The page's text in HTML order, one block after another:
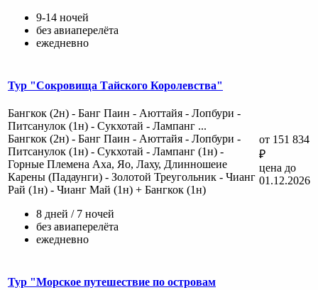
9-14 ночей
без авиаперелёта
ежедневно
Тур "Сокровища Тайского Королевства"
Бангкок (2н) - Банг Паин - Аюттайя - Лопбури -
Питсанулок (1н) - Сукхотай - Лампанг ...
Бангкок (2н) - Банг Паин - Аюттайя - Лопбури -
Питсанулок (1н) - Сукхотай - Лампанг (1н) -
Горные Племена Аха, Яо, Лаху, Длинношеие
Карены (Падаунги) - Золотой Треугольник - Чианг
Рай (1н) - Чианг Май (1н) + Бангкок (1н)
8 дней / 7 ночей
без авиаперелёта
ежедневно
от 151 834
₽
цена до
01.12.2026
Тур "Морское путешествие по островам